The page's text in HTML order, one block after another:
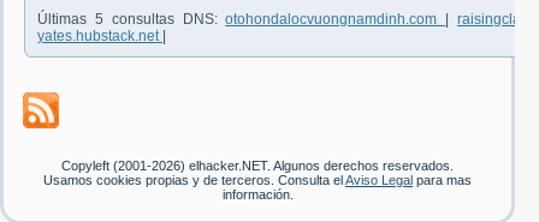
Últimas 5 consultas DNS:otohondalocvuongnamdinh.com |
yates.hubstack.net
Copyleft (2001-2026) elhacker.NET. Algunos derechos reservados.
Usamos cookies propias y de terceros. Consulta el Aviso Legal para mas
información.